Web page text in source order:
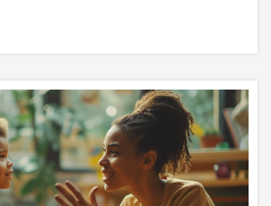
postupovat v případě, že vaše dítě